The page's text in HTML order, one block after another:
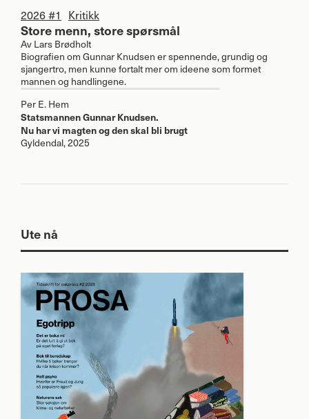
2026 #1 Kritikk
Store menn, store spørsmål
AvLars Brødholt
Biografien om Gunnar Knudsen er spennende, grundig og
sjangertro, men kunne fortalt mer om ideene som formet
mannen og handlingene.
Per E. Hem
Statsmannen Gunnar Knudsen.
Nu har vi magten og den skal bli brugt
Gyldendal, 2025
Ute nå